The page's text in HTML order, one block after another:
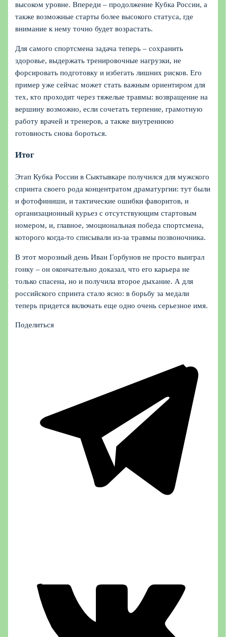
высоком уровне. Впереди – продолжение Кубка России, а
также возможные старты более высокого статуса, где
внимание к нему точно будет возрастать.
Для самого спортсмена задача теперь – сохранить
здоровье, выдержать тренировочные нагрузки, не
форсировать подготовку и избегать лишних рисков. Его
пример уже сейчас может стать важным ориентиром для
тех, кто проходит через тяжелые травмы: возвращение на
вершину возможно, если сочетать терпение, грамотную
работу врачей и тренеров, а также внутреннюю
готовность снова бороться.
Итог
Этап Кубка России в Сыктывкаре получился для мужского
спринта своего рода концентратом драматургии: тут были
и фотофиниши, и тактические ошибки фаворитов, и
организационный курьез с отсутствующим стартовым
номером, и, главное, эмоциональная победа спортсмена,
которого когда‑то списывали из‑за травмы позвоночника.
В этот морозный день Иван Горбунов не просто выиграл
гонку – он окончательно доказал, что его карьера не
только спасена, но и получила второе дыхание. А для
российского спринта стало ясно: в борьбу за медали
теперь придется включать еще одно очень серьезное имя.
Поделиться